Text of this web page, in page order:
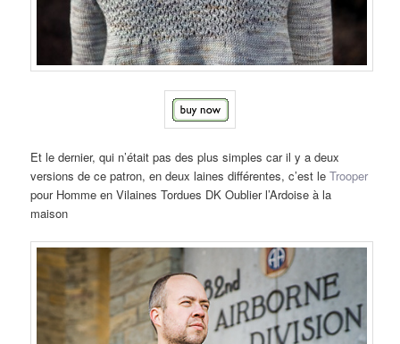
Et le dernier, qui n’était pas des plus simples car il y a deux
versions de ce patron, en deux laines différentes, c’est leTrooper
pour Homme en Vilaines Tordues DK Oublier l’Ardoise à la
maison